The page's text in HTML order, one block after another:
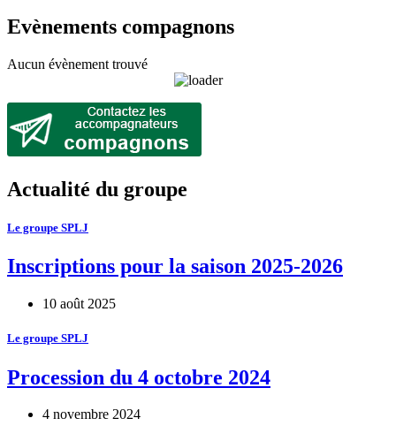
Evènements compagnons
Aucun évènement trouvé
Actualité du groupe
Le groupe SPLJ
Inscriptions pour la saison 2025-2026
10 août 2025
Le groupe SPLJ
Procession du 4 octobre 2024
4 novembre 2024